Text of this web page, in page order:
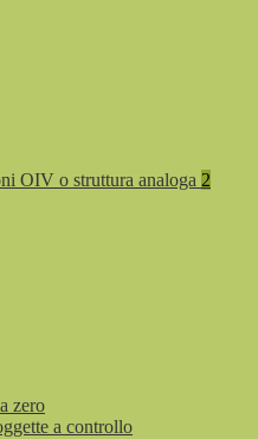
OIV o struttura analoga 2
zero
a controllo